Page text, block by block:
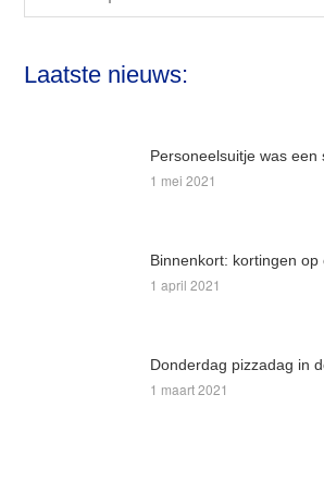
op
Laatste nieuws:
Personeelsuitje was een
1 mei 2021
Binnenkort: kortingen op
1 april 2021
Donderdag pizzadag in
1 maart 2021